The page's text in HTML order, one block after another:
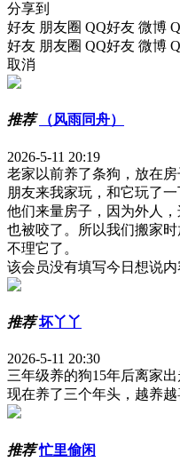
分享到
好友 朋友圈 QQ好友 微博
好友 朋友圈 QQ好友 微博
取消
推荐 （风雨同舟）
2026-5-11 20:19
老家以前养了条狗，放在
朋友来我家玩，和它玩了
他们来量房子，因为外人
也被咬了。所以我们搬家时
不理它了。
该会员没有填写今日想说内
推荐坏丫丫
2026-5-11 20:30
三年级养的狗15年后离家
现在养了三个年头，越养越
推荐忙里偷闲